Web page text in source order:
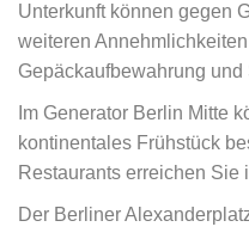
Unterkunft können gegen
weiteren
Gepäckaufbewahrung und
Im Generator Berlin Mitte
kontinentales Frühstück
Restaurants erreichen Sie
Der Berliner